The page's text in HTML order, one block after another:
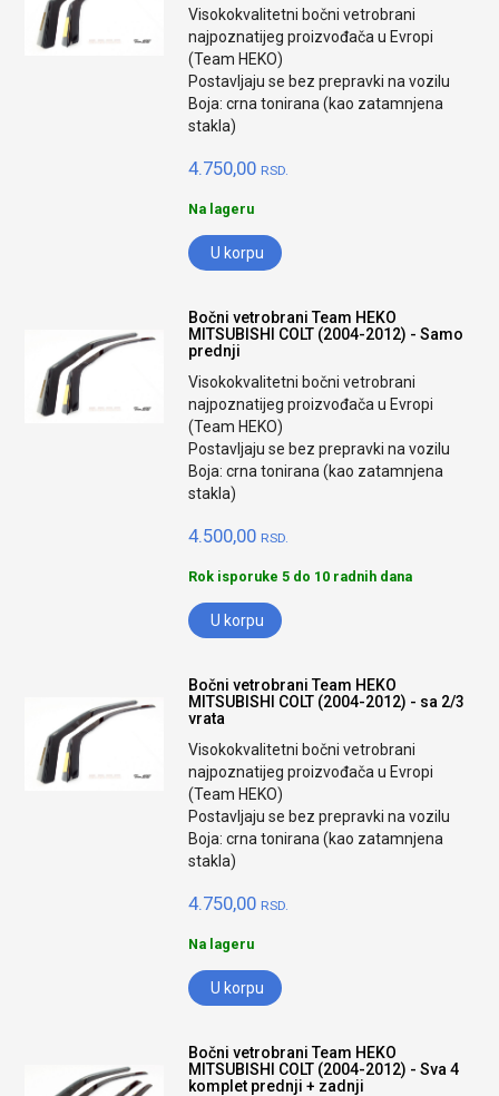
Visokokvalitetni bočni vetrobrani
najpoznatijeg proizvođača u Evropi
(Team HEKO)
Postavljaju se bez prepravki na vozilu
Boja: crna tonirana (kao zatamnjena
stakla)
4.750,00 RSD.
Na lageru
U korpu
Bočni vetrobrani Team HEKO
MITSUBISHI COLT (2004-2012) - Samo
prednji
Visokokvalitetni bočni vetrobrani
najpoznatijeg proizvođača u Evropi
(Team HEKO)
Postavljaju se bez prepravki na vozilu
Boja: crna tonirana (kao zatamnjena
stakla)
4.500,00 RSD.
Rok isporuke 5 do 10 radnih dana
U korpu
Bočni vetrobrani Team HEKO
MITSUBISHI COLT (2004-2012) - sa 2/3
vrata
Visokokvalitetni bočni vetrobrani
najpoznatijeg proizvođača u Evropi
(Team HEKO)
Postavljaju se bez prepravki na vozilu
Boja: crna tonirana (kao zatamnjena
stakla)
4.750,00 RSD.
Na lageru
U korpu
Bočni vetrobrani Team HEKO
MITSUBISHI COLT (2004-2012) - Sva 4
komplet prednji + zadnji